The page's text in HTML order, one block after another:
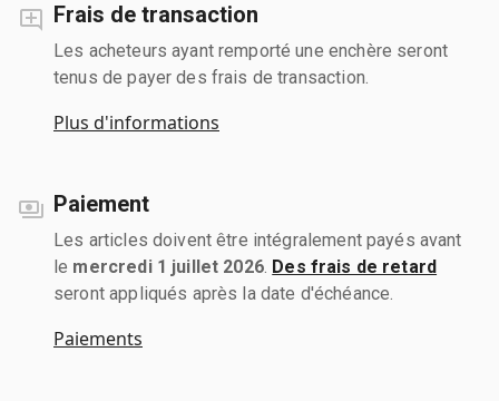
Frais de transaction
Les acheteurs ayant remporté une enchère seront
tenus de payer des frais de transaction.
Plus d'informations
Paiement
Les articles doivent être intégralement payés avant
le mercredi 1 juillet 2026. Des frais de retard
seront appliqués après la date d'échéance.
Paiements